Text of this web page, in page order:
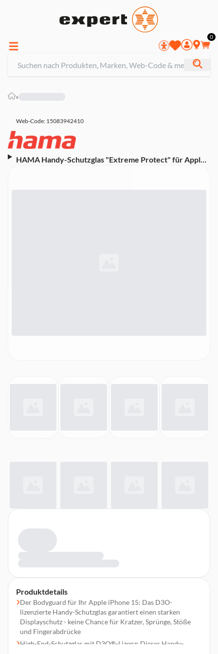
0
»
Web-Code: 15083942410
HAMA Handy-Schutzglas "Extreme Protect" für Apple
Produktdetails
Der Bodyguard für Ihr Apple iPhone 15: Das D3O-
lizenzierte Handy-Schutzglas garantiert einen starken
Displayschutz - keine Chance für Kratzer, Sprünge, Stöße
und Fingerabdrücke
High-End-Schutzglas mit D3O®-Lizenz: Dieses Handy-